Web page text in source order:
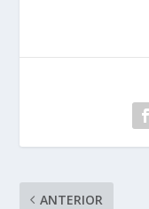
ANTERIOR